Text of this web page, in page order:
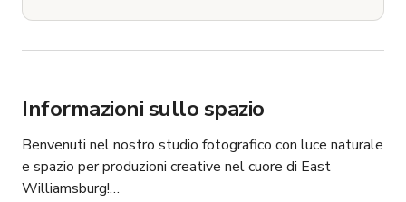
Informazioni sullo spazio
Benvenuti nel nostro studio fotografico con luce naturale
e spazio per produzioni creative nel cuore di East
Williamsburg!